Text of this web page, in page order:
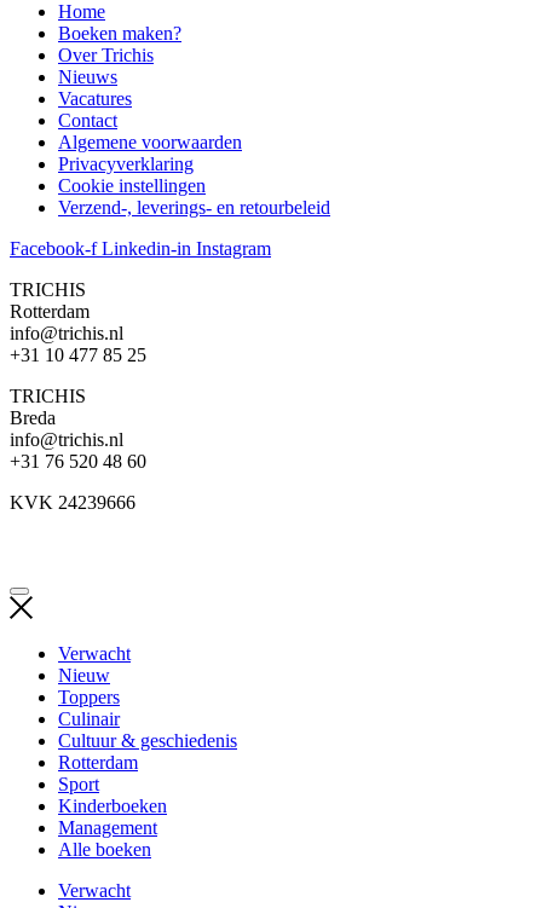
Home
Boeken maken?
Over Trichis
Nieuws
Vacatures
Contact
Algemene voorwaarden
Privacyverklaring
Cookie instellingen
Verzend-, leverings- en retourbeleid
Facebook-f Linkedin-in Instagram
TRICHIS
Rotterdam
info@trichis.nl
+31 10 477 85 25
TRICHIS
Breda
info@trichis.nl
+31 76 520 48 60
KVK 24239666
Verwacht
Nieuw
Toppers
Culinair
Cultuur & geschiedenis
Rotterdam
Sport
Kinderboeken
Management
Alle boeken
Verwacht